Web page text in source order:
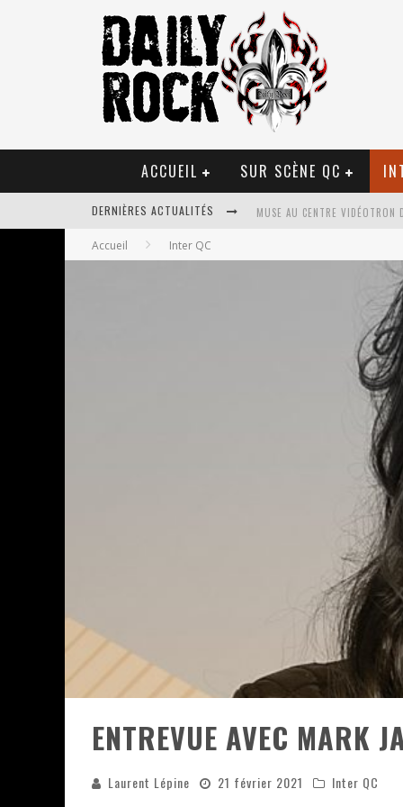
ACCUEIL SUR SCÈNE QC
DERNIÈRES ACTUALITÉS
JOURNEY AU CENTRE
LA TRAGÉDIE SORT DE LA
TOVE LO ÉTAIT DE PASSAGE AU
LES DANSEURS ÉTOILES
JEFF MARTIN AU CORONA DE
ON VA SE LE DIRE, SWORD EST
LA COMPIL’ ZOO DE SLAM
LES RÊVES SONT FAITS POUR
DEATH NOTE SILENCE -
ÉNORME SUCCÈS POUR MUSE
Accueil Inter QC
ENTREVUE AVEC MARK
Laurent Lépine 21 février 2021 Inter QC